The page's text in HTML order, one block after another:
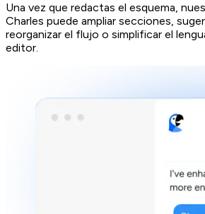
Una vez que redactas el esquema,
Charles puede ampliar secciones,
reorganizar el flujo o simplificar el
editor.